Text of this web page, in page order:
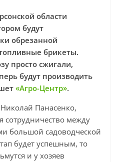
области
будут
обрезанной
брикеты.
просто сжигали,
будут производить
«Агро-Центр».
Панасенко,
сотрудничество между
большой садоводческой
будет успешным, то
и у хозяев